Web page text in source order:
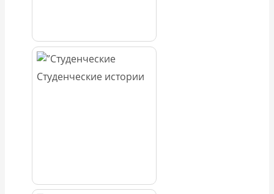
Студенческие истории